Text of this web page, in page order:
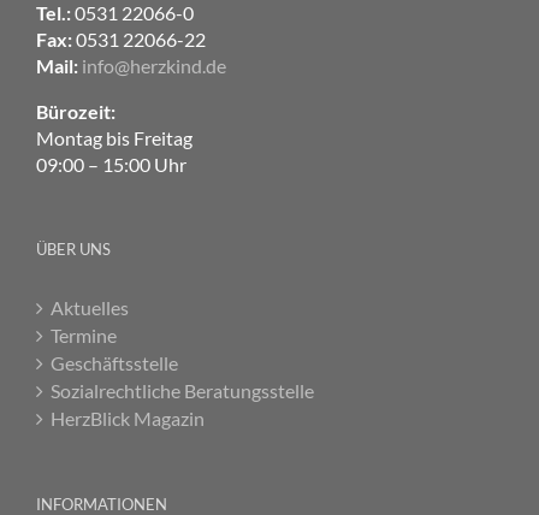
Tel.:0531 22066-0
Fax:0531 22066-22
Mail: info@herzkind.de
Bürozeit:
Montag bis Freitag
09:00 – 15:00 Uhr
ÜBER UNS
Aktuelles
Termine
Geschäftsstelle
Sozialrechtliche Beratungsstelle
HerzBlick Magazin
INFORMATIONEN